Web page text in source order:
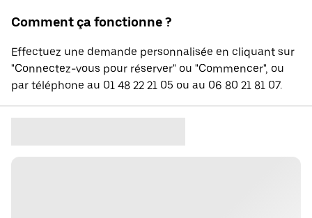
Comment ça fonctionne ?
Effectuez une demande personnalisée en cliquant sur
"Connectez-vous pour réserver" ou "Commencer", ou
par téléphone au 01 48 22 21 05 ou au 06 80 21 81 07.